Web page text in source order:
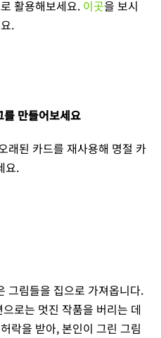
활용해보세요. 이곳을 보시
.
만들어보세요
래된 카드를 재사용해 명절 카
요.
그림들을 집으로 가져옵니다.
로는 멋진 작품을 버리는 데
락을 받아, 본인이 그린 그림